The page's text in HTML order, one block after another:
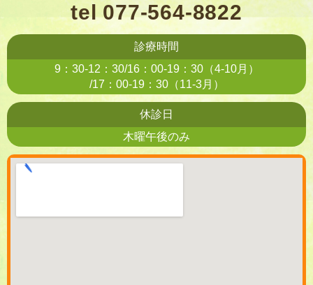
tel 077-564-8822
診療時間
9：30-12：30/16：00-19：30（4-10月）
/17：00-19：30（11-3月）
休診日
木曜午後のみ